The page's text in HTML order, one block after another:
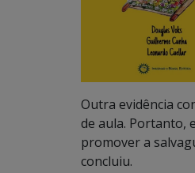
Outra evidência
de aula. Portanto,
promover a
concluiu.